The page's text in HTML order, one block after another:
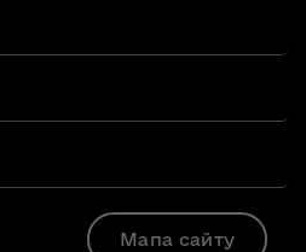
Мапа сайту